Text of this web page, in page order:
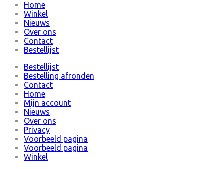
Home
Winkel
Nieuws
Over ons
Contact
Bestellijst
Bestellijst
Bestelling afronden
Contact
Home
Mijn account
Nieuws
Over ons
Privacy
Voorbeeld pagina
Voorbeeld pagina
Winkel